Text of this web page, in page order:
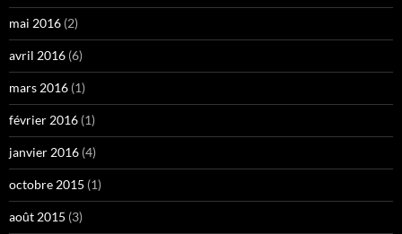
mai 2016 (2)
avril 2016 (6)
mars 2016 (1)
février 2016 (1)
janvier 2016 (4)
octobre 2015 (1)
août 2015 (3)